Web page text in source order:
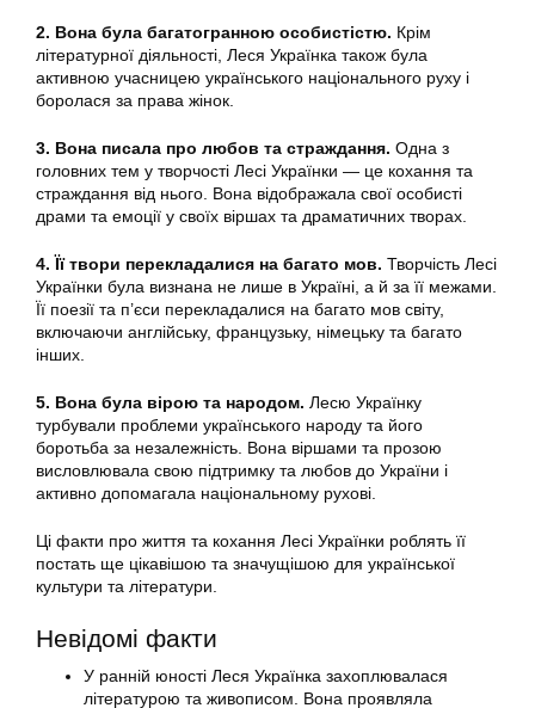
2. Вона була багатогранною особистістю. Крім
літературної діяльності, Леся Українка також була
активною учасницею українського національного руху і
боролася за права жінок.
3. Вона писала про любов та страждання. Одна з
головних тем у творчості Лесі Українки — це кохання та
страждання від нього. Вона відображала свої особисті
драми та емоції у своїх віршах та драматичних творах.
4. Її твори перекладалися на багато мов. Творчість Лесі
Українки була визнана не лише в Україні, а й за її межами.
Її поезії та п’єси перекладалися на багато мов світу,
включаючи англійську, французьку, німецьку та багато
інших.
5. Вона була вірою та народом. Лесю Українку
турбували проблеми українського народу та його
боротьба за незалежність. Вона віршами та прозою
висловлювала свою підтримку та любов до України і
активно допомагала національному рухові.
Ці факти про життя та кохання Лесі Українки роблять її
постать ще цікавішою та значущішою для української
культури та літератури.
Невідомі факти
У ранній юності Леся Українка захоплювалася
літературою та живописом. Вона проявляла